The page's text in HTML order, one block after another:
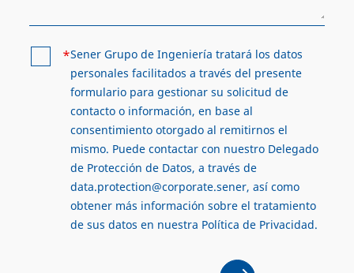
*Sener Grupo de Ingeniería tratará los datos
personales facilitados a través del presente
formulario para gestionar su solicitud de
contacto o información, en base al
consentimiento otorgado al remitirnos el
mismo. Puede contactar con nuestro Delegado
de Protección de Datos, a través de
data.protection@corporate.sener, así como
obtener más información sobre el tratamiento
de sus datos en nuestra Política de Privacidad.